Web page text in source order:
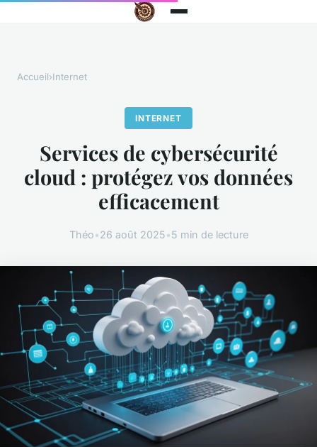
Accueil›Internet
INTERNET
Services de cybersécurité
cloud : protégez vos données
efficacement
Théo•26 août 2025•5 min de lecture